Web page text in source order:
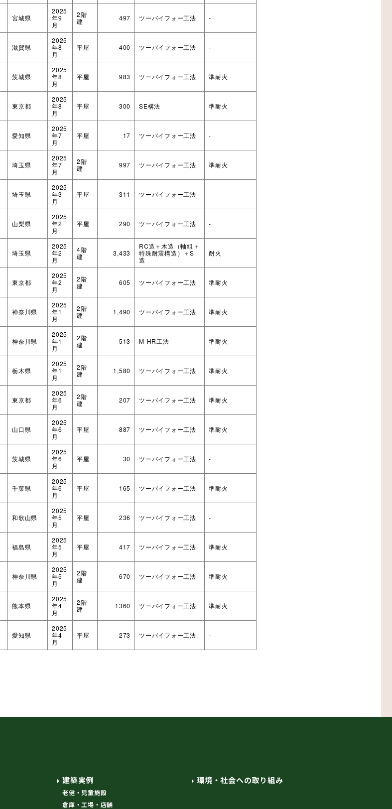
宮城県
2025
年9
月
2階
建
497 ツーバイフォー工法 -
滋賀県
2025
年8
月
平屋 400 ツーバイフォー工法 -
茨城県
2025
年8
月
平屋 983 ツーバイフォー工法 準耐火
東京都
2025
年8
月
平屋 300 SE構法 準耐火
愛知県
2025
年7
月
平屋 17 ツーバイフォー工法 -
埼玉県
2025
年7
月
2階
建
997 ツーバイフォー工法 準耐火
埼玉県
2025
年3
月
平屋 311 ツーバイフォー工法 -
山梨県
2025
年2
月
平屋 290 ツーバイフォー工法 -
埼玉県
2025
年2
月
4階
建
3,433
RC造＋木造（軸組＋
特殊耐震構造）＋S
造
耐火
東京都
2025
年2
月
2階
建
605 ツーバイフォー工法 準耐火
神奈川県
2025
年1
月
2階
建
1,490 ツーバイフォー工法 準耐火
神奈川県
2025
年1
月
2階
建
513 M-HR工法 準耐火
栃木県
2025
年1
月
2階
建
1,580 ツーバイフォー工法 準耐火
東京都
2025
年6
月
2階
建
207 ツーバイフォー工法 準耐火
山口県
2025
年6
月
平屋 887 ツーバイフォー工法 準耐火
茨城県
2025
年6
月
平屋 30 ツーバイフォー工法 -
千葉県
2025
年6
月
平屋 165 ツーバイフォー工法 準耐火
和歌山県
2025
年5
月
平屋 236 ツーバイフォー工法 -
福島県
2025
年5
月
平屋 417 ツーバイフォー工法 準耐火
神奈川県
2025
年5
月
2階
建
670 ツーバイフォー工法 準耐火
熊本県
2025
年4
月
2階
建
1360 ツーバイフォー工法 準耐火
愛知県
2025
年4
月
平屋 273 ツーバイフォー工法 -
建築実例
老健・児童施設
倉庫・工場・店舗
環境・社会への取り組み